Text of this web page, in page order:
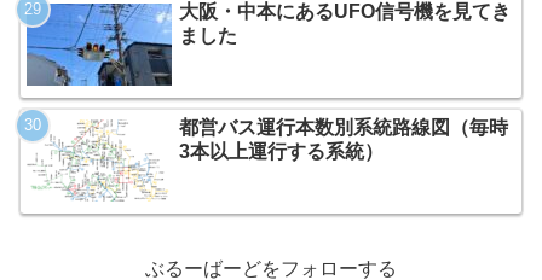
大阪・中本にあるUFO信号機を見てき
ました
都営バス運行本数別系統路線図（毎時
3本以上運行する系統）
ぶるーばーどをフォローする